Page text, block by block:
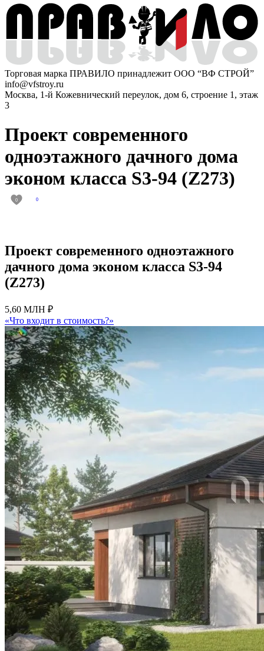
Торговая марка ПРАВИЛО принадлежит ООО “ВФ СТРОЙ”
info@vfstroy.ru
Москва, 1-й Кожевнический переулок, дом 6, строение 1, этаж
3
Проект современного
одноэтажного дачного дома
эконом класса S3-94 (Z273)
0 0
Проект современного одноэтажного
дачного дома эконом класса S3-94
(Z273)
5,60 МЛН ₽
«Что входит в стоимость?»